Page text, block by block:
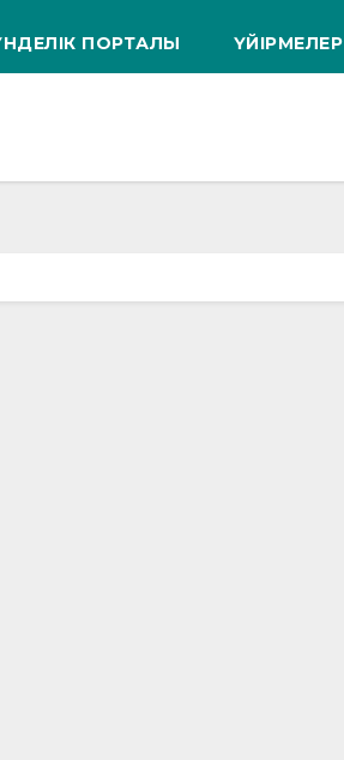
ПОРТАЛЫ ҮЙІРМЕЛЕР